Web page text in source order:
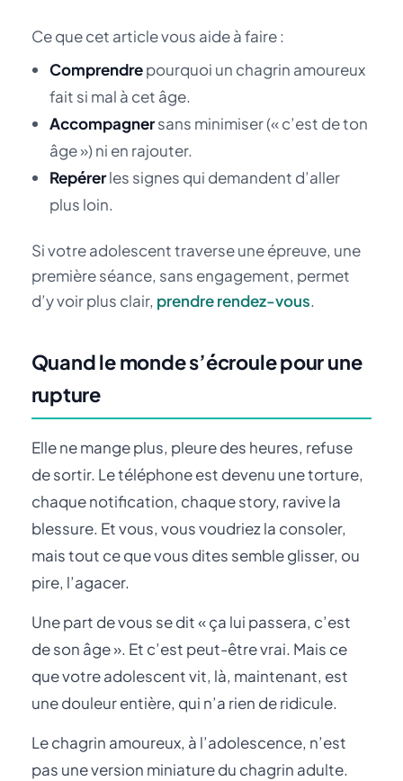
Ce que cet article vous aide à faire :
Comprendrepourquoi un chagrin amoureux
fait si mal à cet âge.
Accompagnersans minimiser (« c’est de ton
âge ») ni en rajouter.
Repérerles signes qui demandent d’aller
plus loin.
Si votre adolescent traverse une épreuve, une
première séance, sans engagement, permet
d’y voir plus clair, prendre rendez-vous.
Quand le monde s’écroule pour une
rupture
Elle ne mange plus, pleure des heures, refuse
de sortir. Le téléphone est devenu une torture,
chaque notification, chaque story, ravive la
blessure. Et vous, vous voudriez la consoler,
mais tout ce que vous dites semble glisser, ou
pire, l’agacer.
Une part de vous se dit « ça lui passera, c’est
de son âge ». Et c’est peut-être vrai. Mais ce
que votre adolescent vit, là, maintenant, est
une douleur entière, qui n’a rien de ridicule.
Le chagrin amoureux, à l’adolescence, n’est
pas une version miniature du chagrin adulte.